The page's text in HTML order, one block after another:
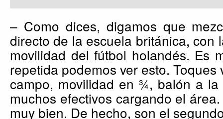
– Como dices, digamos que
directo de la escuela británica, con
movilidad del fútbol holandés. Es
repetida podemos ver esto.
campo, movilidad en ¾, balón a
muchos efectivos cargando el
muy bien. De hecho, son el